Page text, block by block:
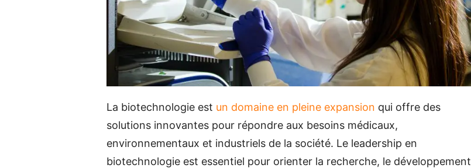
La biotechnologie est un domaine en pleine expansion qui offre des
solutions innovantes pour répondre aux besoins médicaux,
environnementaux et industriels de la société. Le leadership en
biotechnologie est essentiel pour orienter la recherche, le développement